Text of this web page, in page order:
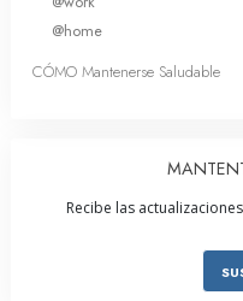
@home
CÓMO Mantenerse Saludable
Recibe las